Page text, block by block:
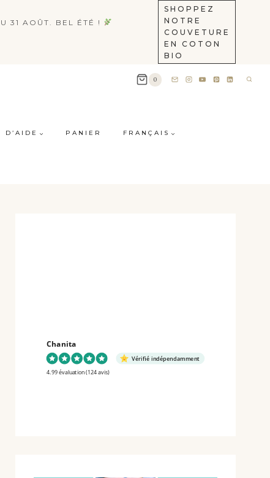
31 AOÛT. BEL ÉTÉ !
SHOPPEZ
NOTRE
COUVETURE
EN COTON
BIO
0
D’AIDE PANIER FRANÇAIS
Chanita
Vérifié indépendamment
4.99 évaluation(124 avis)